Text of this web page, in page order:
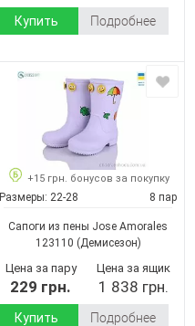
Купить Подробнее
+15 грн. бонусов за покупку
Размеры: 22-28 8 пар
Сапоги из пены Jose Amorales
123110 (Демисезон)
Цена за пару
229 грн.
Цена за ящик
1 838 грн.
Купить Подробнее